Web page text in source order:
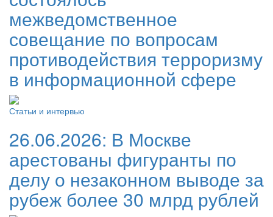
межведомственное
совещание по вопросам
противодействия терроризму
в информационной сфере
Статьи и интервью
26.06.2026: В Москве
арестованы фигуранты по
делу о незаконном выводе за
рубеж более 30 млрд рублей